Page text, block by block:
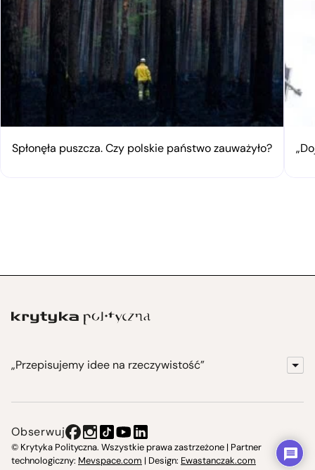
Spłonęła puszcza. Czy polskie państwo zauważyło?
„Przepisujemy idee na rzeczywistość”
Instytut Krytyki Politycznej
Obserwuj
© Krytyka Polityczna. Wszystkie prawa zastrzeżone | Partner
technologiczny: Mevspace.com | Design: Ewastanczak.com